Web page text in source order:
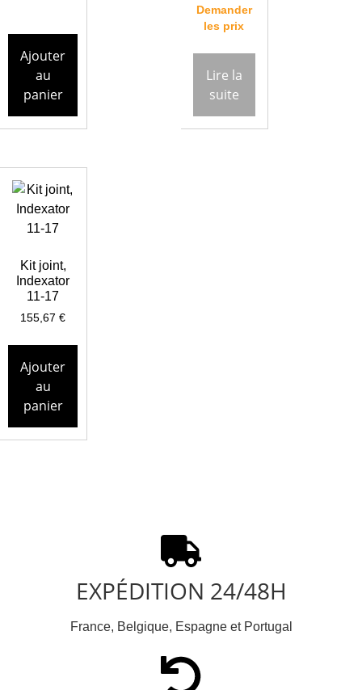
Ajouter
au
panier
Demander
les prix
Lire la
suite
Kit joint,
Indexator
11-17
155,67€
Ajouter
au
panier
EXPÉDITION 24/48H
France, Belgique, Espagne et Portugal